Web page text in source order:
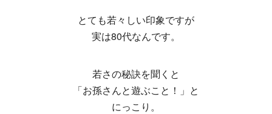
とても若々しい印象ですが
実は80代なんです。
若さの秘訣を聞くと
「お孫さんと遊ぶこと！」と
にっこり。